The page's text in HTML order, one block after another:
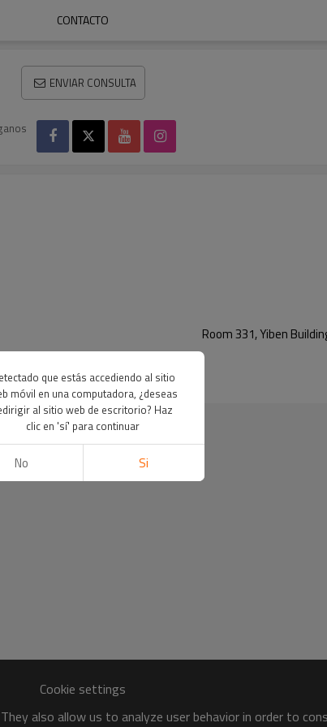
CONTACTO
ENVIAR CONSULTA
Room 331, Yiben
Cookie settings
also allow us to analyze user behavior in order to
que estás accediendo al sitio
móvil en una computadora, ¿deseas
al sitio web de escritorio? Haz
clic en 'sí' para continuar
No Si